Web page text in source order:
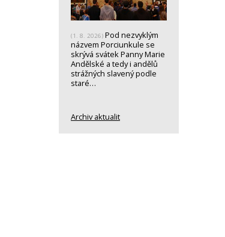
(1. 8. 2026) Pod nezvyklým
názvem Porciunkule se
skrývá svátek Panny Marie
Andělské a tedy i andělů
strážných slavený podle
staré…
Archiv aktualit